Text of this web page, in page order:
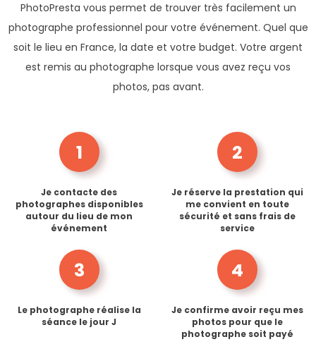
PhotoPresta vous permet de trouver très facilement un
photographe professionnel pour votre événement. Quel que
soit le lieu en France, la date et votre budget. Votre argent
est remis au photographe lorsque vous avez reçu vos
photos, pas avant.
1
Je contacte des
photographes disponibles
autour du lieu de mon
événement
2
Je réserve la prestation qui
me convient en toute
sécurité et sans frais de
service
3
Le photographe réalise la
séance le jour J
4
Je confirme avoir reçu mes
photos pour que le
photographe soit payé